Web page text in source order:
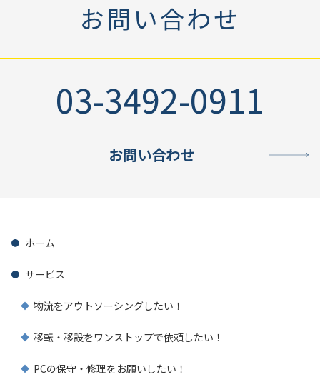
お問い合わせ
03-3492-0911
お問い合わせ
ホーム
サービス
物流をアウトソーシングしたい！
移転・移設をワンストップで依頼したい！
PCの保守・修理をお願いしたい！